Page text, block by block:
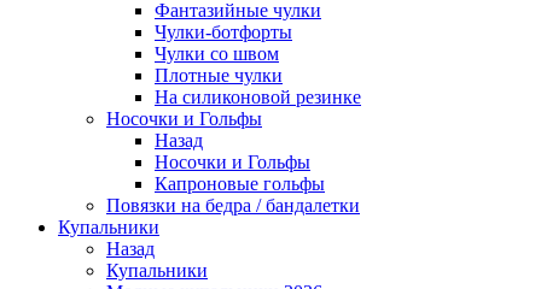
Фантазийные чулки
Чулки-ботфорты
Чулки со швом
Плотные чулки
На силиконовой резинке
Носочки и Гольфы
Назад
Носочки и Гольфы
Капроновые гольфы
Повязки на бедра / бандалетки
Купальники
Назад
Купальники